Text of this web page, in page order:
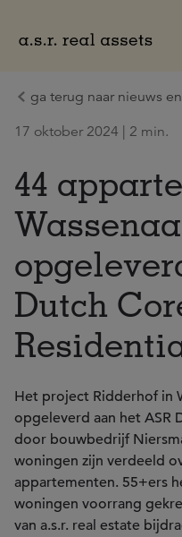
ga terug naar nieuws
17 oktober 2024 | 2 min.
44
Dutch
Het project Ridderhof in
opgeleverd aan het ASR
door bouwbedrijf
woningen zijn verdeeld
appartementen. 55+ers
woningen voorrang
van a.s.r. real estate